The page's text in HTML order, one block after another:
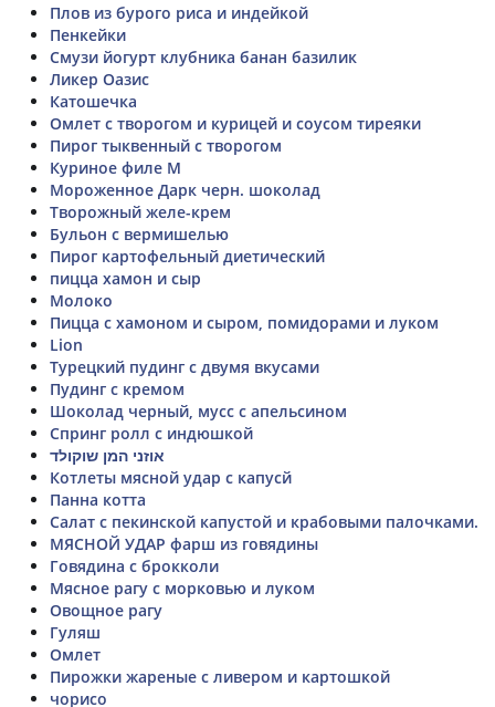
Плов из бурого риса и индейкой
Пенкейки
Смузи йогурт клубника банан базилик
Ликер Оазис
Катошечка
Омлет с творогом и курицей и соусом тиреяки
Пирог тыквенный с творогом
Куриное филе М
Мороженное Дарк черн. шоколад
Творожный желе-крем
Бульон с вермишелью
Пирог картофельный диетический
пицца хамон и сыр
Молоко
Пицца с хамоном и сыром, помидорами и луком
Lion
Турецкий пудинг с двумя вкусами
Пудинг с кремом
Шоколад черный, мусс с апельсином
Спринг ролл с индюшкой
אוזני המן שוקולד
Котлеты мясной удар с капусй
Панна котта
Салат с пекинской капустой и крабовыми палочками.
МЯСНОЙ УДАР фарш из говядины
Говядина с брокколи
Мясное рагу с морковью и луком
Овощное рагу
Гуляш
Омлет
Пирожки жареные с ливером и картошкой
чорисо